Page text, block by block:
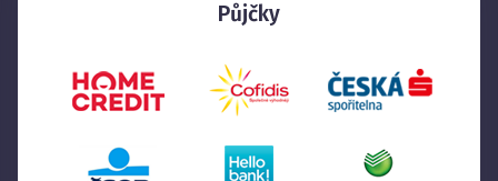
Půjčky